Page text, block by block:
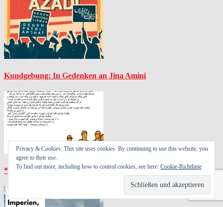
Kundgebung: In Gedenken an Jina Amini
*Blockadetraining gegen Abschiebung* in Unterkünfte
Privacy & Cookies: This site uses cookies. By continuing to use this website, you
agree to their use.
To find out more, including how to control cookies, see here: Cookie-Richtlinie